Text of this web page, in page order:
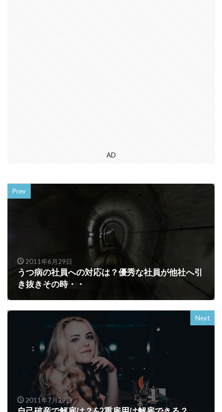
AD
Prev
2011年6月29日
うつ病の社員への対応は？優秀な社員が他社へ引
き抜きその時・・
Next
2011年7月29日